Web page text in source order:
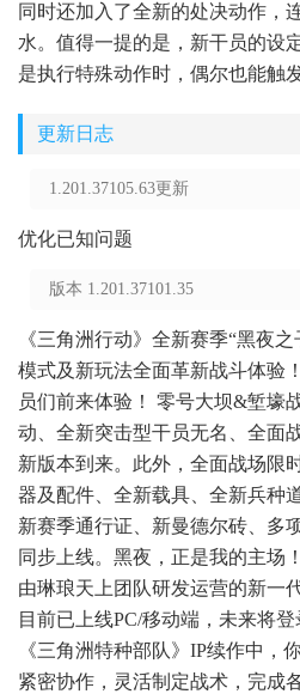
同时还加入了全新的处决动作，
水。值得一提的是，新干员的设
是执行特殊动作时，偶尔也能触
更新日志
1.201.37105.63更新
优化已知问题
版本 1.201.37101.35
《三角洲行动》全新赛季“黑夜
模式及新玩法全面革新战斗体验
员们前来体验！ 零号大坝&堑壕
动、全新突击型干员无名、全面
新版本到来。此外，全面战场限
器及配件、全新载具、全新兵种
新赛季通行证、新曼德尔砖、多
同步上线。黑夜，正是我的主场
由琳琅天上团队研发运营的新一
目前已上线PC/移动端，未来将
《三角洲特种部队》IP续作中，
紧密协作，灵活制定战术，完成